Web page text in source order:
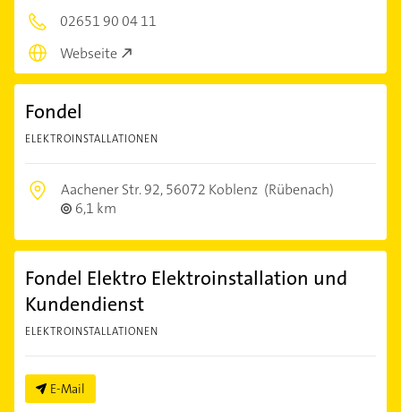
02651 90 04 11
Webseite
Fondel
ELEKTROINSTALLATIONEN
Aachener Str. 92,56072 Koblenz (Rübenach)
6,1 km
Fondel Elektro Elektroinstallation und
Kundendienst
ELEKTROINSTALLATIONEN
E-Mail